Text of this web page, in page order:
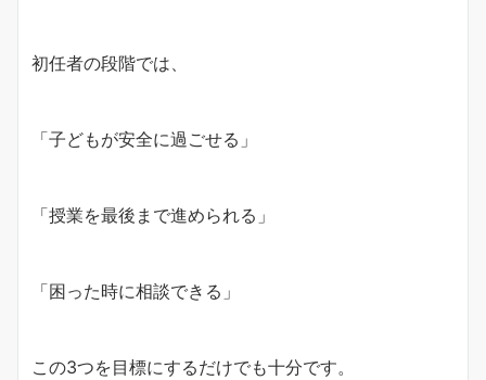
初任者の段階では、
「子どもが安全に過ごせる」
「授業を最後まで進められる」
「困った時に相談できる」
この3つを目標にするだけでも十分です。